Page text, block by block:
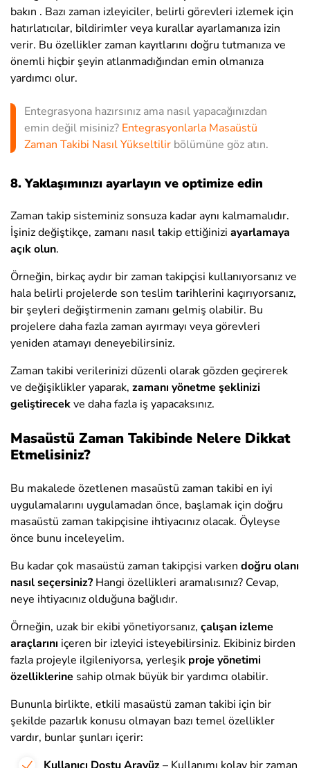
bakın . Bazı zaman izleyiciler, belirli görevleri izlemek için
hatırlatıcılar, bildirimler veya kurallar ayarlamanıza izin
verir. Bu özellikler zaman kayıtlarını doğru tutmanıza ve
önemli hiçbir şeyin atlanmadığından emin olmanıza
yardımcı olur.
Entegrasyona hazırsınız ama nasıl yapacağınızdan
emin değil misiniz? Entegrasyonlarla Masaüstü
Zaman Takibi Nasıl Yükseltilir bölümüne göz atın.
8. Yaklaşımınızı ayarlayın ve optimize edin
Zaman takip sisteminiz sonsuza kadar aynı kalmamalıdır.
İşiniz değiştikçe, zamanı nasıl takip ettiğinizi ayarlamaya
açık olun.
Örneğin, birkaç aydır bir zaman takipçisi kullanıyorsanız ve
hala belirli projelerde son teslim tarihlerini kaçırıyorsanız,
bir şeyleri değiştirmenin zamanı gelmiş olabilir. Bu
projelere daha fazla zaman ayırmayı veya görevleri
yeniden atamayı deneyebilirsiniz.
Zaman takibi verilerinizi düzenli olarak gözden geçirerek
ve değişiklikler yaparak, zamanı yönetme şeklinizi
geliştirecekve daha fazla iş yapacaksınız.
Masaüstü Zaman Takibinde Nelere Dikkat
Etmelisiniz?
Bu makalede özetlenen masaüstü zaman takibi en iyi
uygulamalarını uygulamadan önce, başlamak için doğru
masaüstü zaman takipçisine ihtiyacınız olacak. Öyleyse
önce bunu inceleyelim.
Bu kadar çok masaüstü zaman takipçisi varken doğru olanı
nasıl seçersiniz? Hangi özellikleri aramalısınız? Cevap,
neye ihtiyacınız olduğuna bağlıdır.
Örneğin, uzak bir ekibi yönetiyorsanız, çalışan izleme
araçlarını içeren bir izleyici isteyebilirsiniz. Ekibiniz birden
fazla projeyle ilgileniyorsa, yerleşik proje yönetimi
özelliklerine sahip olmak büyük bir yardımcı olabilir.
Bununla birlikte, etkili masaüstü zaman takibi için bir
şekilde pazarlık konusu olmayan bazı temel özellikler
vardır, bunlar şunları içerir: